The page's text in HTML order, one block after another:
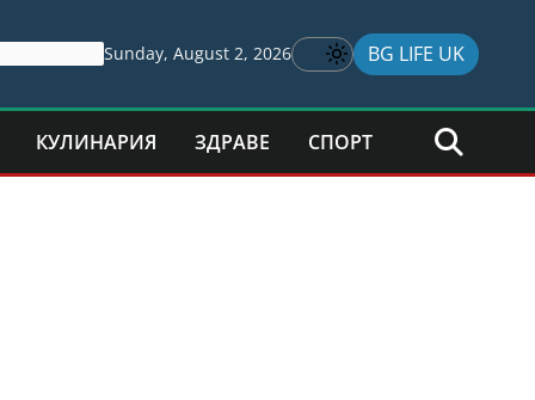
Sunday, August 2, 2026 BG LIFE UK
КУЛИНАРИЯ ЗДРАВЕ СПОРТ